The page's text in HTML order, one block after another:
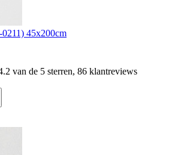
45x200cm
van de 5 sterren, 86 klantreviews